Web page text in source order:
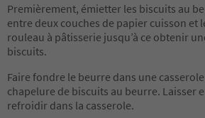
Premièrement, émietter les biscuits au
entre deux couches de papier cuisson et
rouleau à pâtisserie jusqu’à ce obtenir
biscuits.
Faire fondre le beurre dans une
chapelure de biscuits au beurre. Laisser
refroidir dans la casserole.